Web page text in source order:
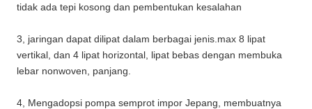
tidak ada tepi kosong dan pembentukan kesalahan
3, jaringan dapat dilipat dalam berbagai jenis.max 8 lipat
vertikal, dan 4 lipat horizontal, lipat bebas dengan membuka
lebar nonwoven, panjang.
4, Mengadopsi pompa semprot impor Jepang, membuatnya